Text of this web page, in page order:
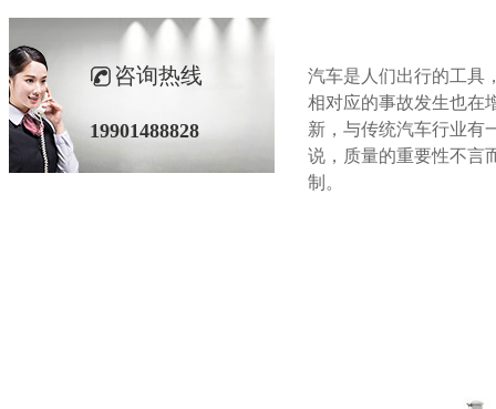
汽车是人们出行的工具
相对应的事故发生也在增
新，与传统汽车行业
说，质量的重要性不言
制。
咨询热线
19901488828